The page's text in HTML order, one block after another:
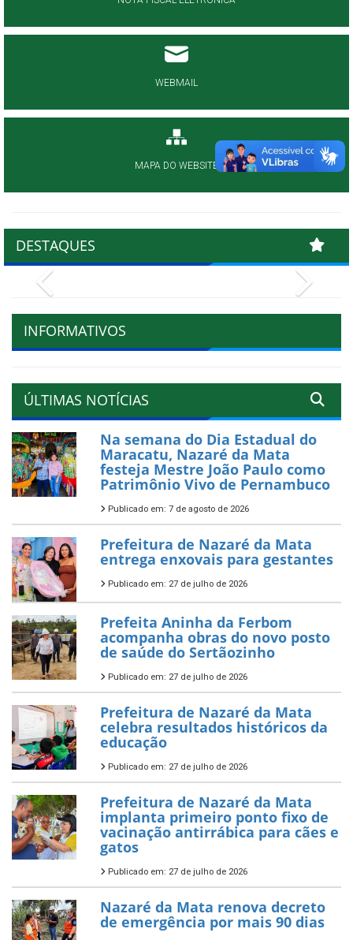
WEBMAIL
MAPA DO WEBSITE
DESTAQUES
INFORMATIVOS
ÚLTIMAS NOTÍCIAS
Na semana do Dia Estadual do
Maracatu, Nazaré da Mata
festeja Mestre João Paulo como
Patrimônio Vivo de Pernambuco
Publicado em: 7 de agosto de 2026
Prefeitura de Nazaré da Mata
entrega enxovais para gestantes
Publicado em: 27 de julho de 2026
Prefeita Aninha da Ferbom
acompanha obras do novo posto
de saúde do Sertãozinho
Publicado em: 27 de julho de 2026
Prefeitura de Nazaré da Mata
celebra resultados históricos da
educação
Publicado em: 27 de julho de 2026
Prefeitura de Nazaré da Mata
implanta primeiro ponto fixo de
vacinação antirrábica para cães e
gatos
Publicado em: 27 de julho de 2026
Nazaré da Mata renova decreto
de emergência por mais 90 dias